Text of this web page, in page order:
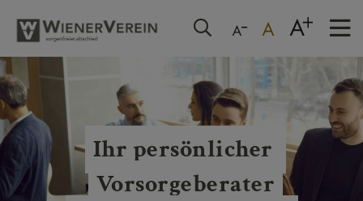
Ihr persönlicher
Vorsorgeberater